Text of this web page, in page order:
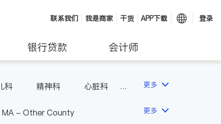
联系我们 我是商家 干货 APP下载 登录
银行贷款 会计师
科 精神科
心脏科
更多
MA - Other County 更多